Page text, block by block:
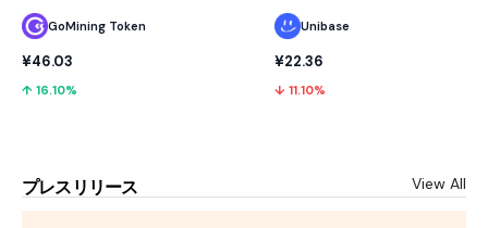
GoMining Token
¥46.03
↑ 16.10%
Unibase
¥22.36
↓ 11.10%
プレスリリース View All